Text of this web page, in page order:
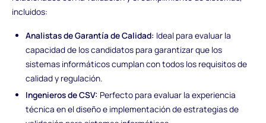
incluidos:
Analistas de Garantía de Calidad: Ideal para evaluar la
capacidad de los candidatos para garantizar que los
sistemas informáticos cumplan con todos los requisitos de
calidad y regulación.
Ingenieros de CSV: Perfecto para evaluar la experiencia
técnica en el diseño e implementación de estrategias de